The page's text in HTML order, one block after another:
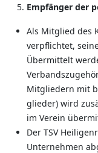
Empfänger der
Als Mitglied des
verpflichtet,
Übermittelt
Mitgliedern mit
glieder) wird
im Verein
Der TSV
Unternehmen